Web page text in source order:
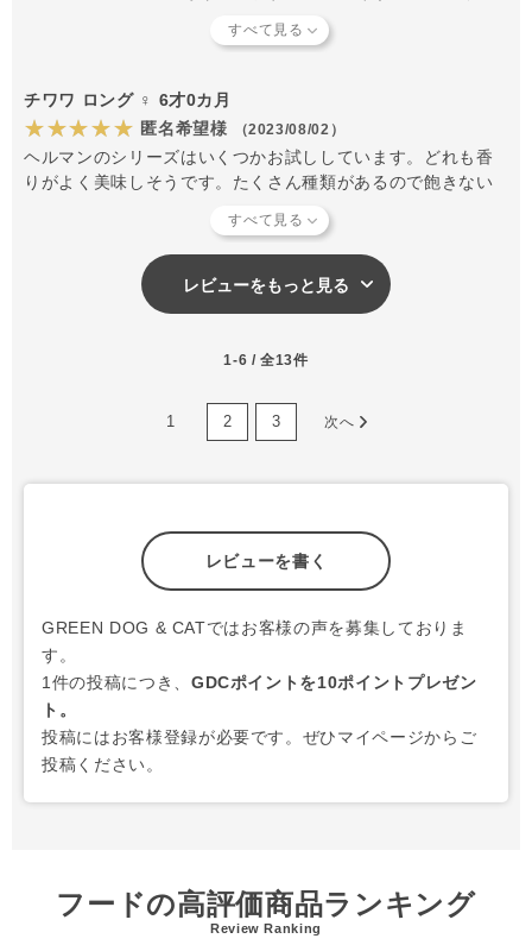
チワワ ロング ♀ 6才0カ月
★★★★★ 匿名希望様 （2023/08/02）
ヘルマンのシリーズはいくつかお試ししています。どれも香
りがよく美味しそうです。たくさん種類があるので飽きない
レビューをもっと見る
1-6 / 全13件
1 2 3 次へ
レビューを書く
GREEN DOG & CATではお客様の声を募集しておりま
す。
1件の投稿につき、 GDCポイントを10ポイントプレゼン
ト。
投稿にはお客様登録が必要です。ぜひマイページからご
投稿ください。
フードの高評価商品ランキング
Review Ranking